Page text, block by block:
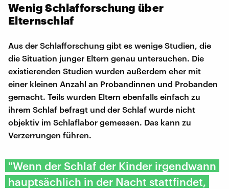
Wenig Schlafforschung über
Elternschlaf
Aus der Schlafforschung gibt es wenige Studien, die
die Situation junger Eltern genau untersuchen. Die
existierenden Studien wurden außerdem eher mit
einer kleinen Anzahl an Probandinnen und Probanden
gemacht. Teils wurden Eltern ebenfalls einfach zu
ihrem Schlaf befragt und der Schlaf wurde nicht
objektiv im Schlaflabor gemessen. Das kann zu
Verzerrungen führen.
"Wenn der Schlaf der Kinder irgendwann
hauptsächlich in der Nacht stattfindet,